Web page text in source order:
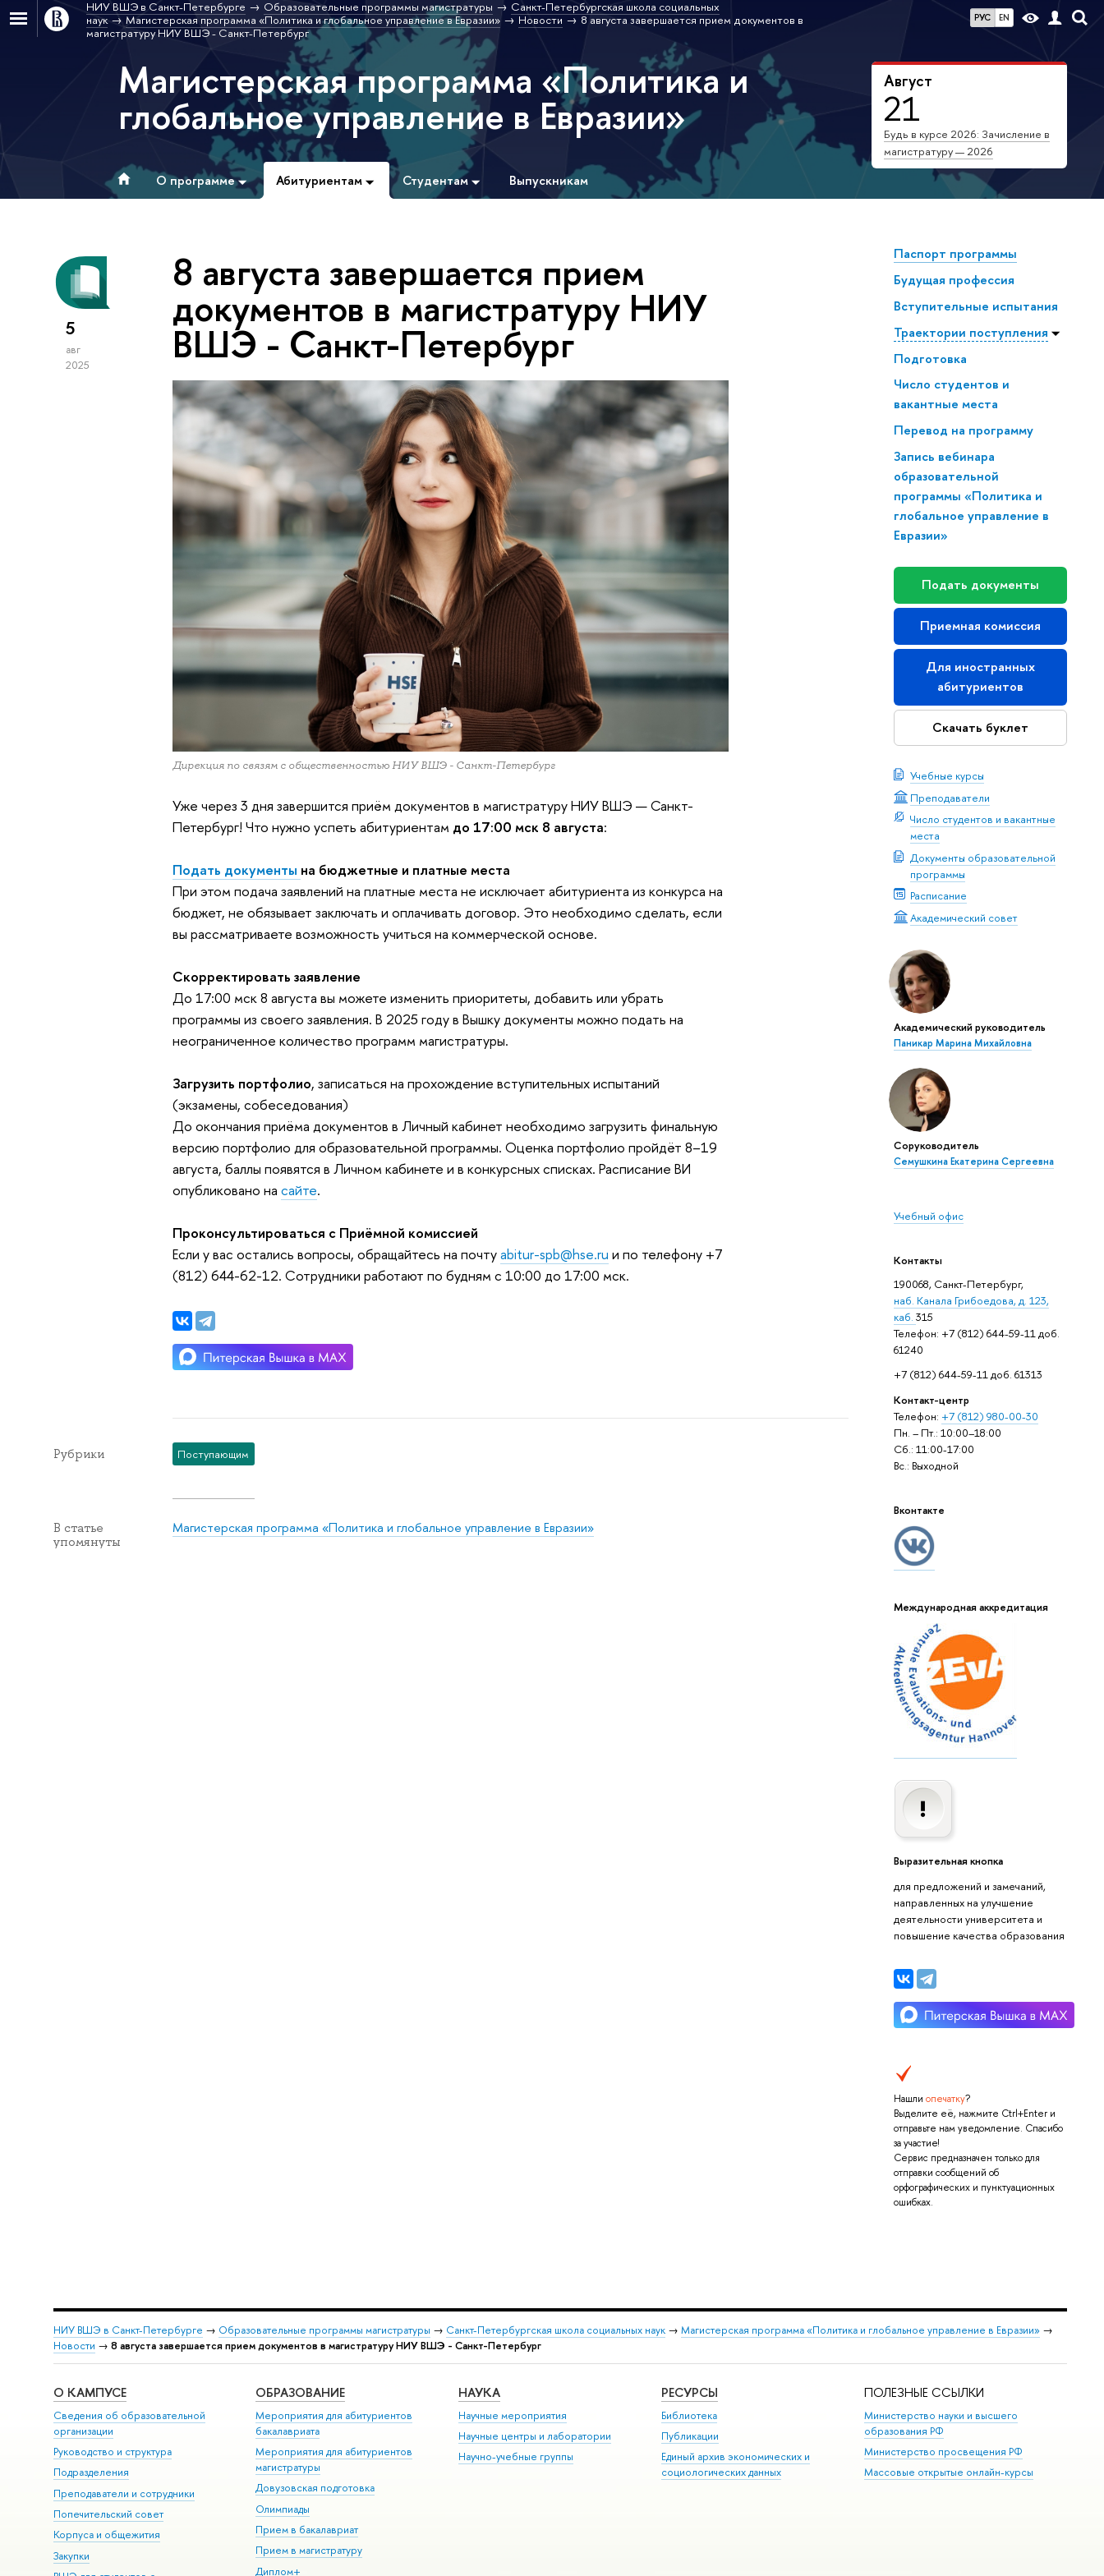
РУС EN
НИУ ВШЭ в Санкт-Петербурге Образовательные программы магистратуры
Санкт-Петербургская школа социальных
наук
Магистерская программа «Политика и глобальное управление в Евразии» Новости
8 августа завершается прием документов в
магистратуру НИУ ВШЭ - Санкт-Петербург
Август
21
Будь в курсе 2026: Зачисление в
магистратуру — 2026
Магистерская программа «Политика и
глобальное управление в Евразии»
О программе Абитуриентам Студентам Выпускникам
Паспорт программы
Будущая профессия
Всту­пи­тель­ные испытания
Траектории поступления
Подготовка
Число студентов и
вакантные места
Перевод на программу
Запись вебинара
образовательной
программы «Политика и
глобальное управление в
Евразии»
Подать документы
Приемная комиссия
Для иностранных
абитуриентов
Скачать буклет
Учебные курсы
Преподаватели
Число студентов и вакантные
места
Документы образовательной
программы
Расписание
Академический совет
Академический руководитель
Паникар Марина Михайловна
Соруководитель
Семушкина Екатерина Сергеевна
Учебный офис
Контакты
190068, Санкт-Петербург,
наб. Канала Грибоедова, д. 123,
каб. 315
Телефон: +7 (812) 644-59-11 доб.
61240
+7 (812) 644-59-11 доб. 61313
Контакт-центр
Телефон: +7 (812) 980-00-30
Пн. – Пт.: 10:00–18:00
Сб.: 11:00-17:00
Вс.: Выходной
Вконтакте
Международная аккредитация
Выразительная кнопка
для предложений и замечаний,
направленных на улучшение
деятельности университета и
повышение качества образования
Нашли опечатку?
Выделите её, нажмите Ctrl+Enter и
отправьте нам уведомление. Спасибо
за участие!
Сервис предназначен только для
отправки сообщений об
орфографических и пунктуационных
ошибках.
5
авг
2025
8 августа завершается прием
документов в магистратуру НИУ
ВШЭ - Санкт-Петербург
Дирекция по связям с общественностью НИУ ВШЭ - Санкт-Петербург
Уже через 3 дня завершится приём документов в магистратуру НИУ ВШЭ — Санкт-
Петербург! Что нужно успеть абитуриентам до 17:00 мск 8 августа:
Подать документы на бюджетные и платные места
При этом подача заявлений на платные места не исключает абитуриента из конкурса на
бюджет, не обязывает заключать и оплачивать договор. Это необходимо сделать, если
вы рассматриваете возможность учиться на коммерческой основе.
Скорректировать заявление
До 17:00 мск 8 августа вы можете изменить приоритеты, добавить или убрать
программы из своего заявления. В 2025 году в Вышку документы можно подать на
неограниченное количество программ магистратуры.
Загрузить портфолио, записаться на прохождение вступительных испытаний
(экзамены, собеседования)
До окончания приёма документов в Личный кабинет необходимо загрузить финальную
версию портфолио для образовательной программы. Оценка портфолио пройдёт 8–19
августа, баллы появятся в Личном кабинете и в конкурсных списках. Расписание ВИ
опубликовано на сайте.
Проконсультироваться с Приёмной комиссией
Если у вас остались вопросы, обращайтесь на почтуabitur-spb@hse.ru и по телефону +7
(812) 644-62-12. Сотрудники работают по будням с 10:00 до 17:00 мск.
Рубрики Поступающим
В статье
упомянуты
Магистерская программа «Политика и глобальное управление в Евразии»
НИУ ВШЭ в Санкт-Петербурге → Образовательные программы магистратуры → Санкт-Петербургская школа социальных наук→ Магистерская программа «Политика и глобальное управление в Евразии» →
Новости → 8 августа завершается прием документов в магистратуру НИУ ВШЭ - Санкт-Петербург
О КАМПУСЕ
Сведения об образовательной
организации
Руководство и структура
Подразделения
Преподаватели и сотрудники
Попечительский совет
Корпуса и общежития
Закупки
ОБРАЗОВАНИЕ
Мероприятия для абитуриентов
бакалавриата
Мероприятия для абитуриентов
магистратуры
Довузовская подготовка
Олимпиады
Прием в бакалавриат
Прием в магистратуру
Диплом+
НАУКА
Научные мероприятия
Научные центры и лаборатории
Научно-учебные группы
РЕСУРСЫ
Библиотека
Публикации
Единый архив экономических и
социологических данных
ПОЛЕЗНЫЕ ССЫЛКИ
Министерство науки и высшего
образования РФ
Министерство просвещения РФ
Массовые открытые онлайн-курсы